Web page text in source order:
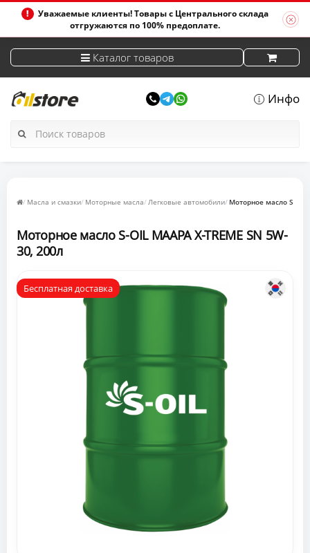
Уважаемые клиенты! Товары с Центрального склада
отгружаются по 100% предоплате.
Каталог товаров
Инфо
Масла и смазки Моторные масла Легковые автомобили Моторное масло S-OIL
Моторное масло S-OIL MAAPA X-TREME SN 5W-
30, 200л
Бесплатная доставка